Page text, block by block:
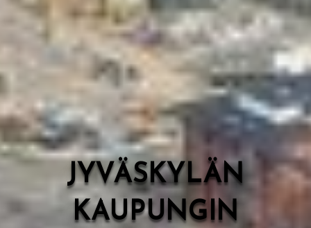
English
JYVÄSKYLÄN
KAUPUNGIN